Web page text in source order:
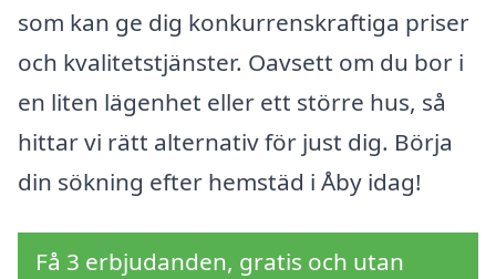
som kan ge dig konkurrenskraftiga priser
och kvalitetstjänster. Oavsett om du bor i
en liten lägenhet eller ett större hus, så
hittar vi rätt alternativ för just dig. Börja
din sökning efter hemstäd i Åby idag!
Få 3 erbjudanden, gratis och utan